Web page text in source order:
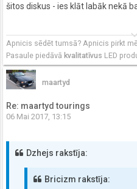
šitos diskus - ies klāt labāk nekā
Apnicis sēdēt tumsā? Apnicis pirkt
Pasaule piedāvā kvalitatīvus LED
maartyd
Re: maartyd tourings
06 Mai 2017, 13:15
Dzhejs rakstīja:
Bricizm rakstīja: